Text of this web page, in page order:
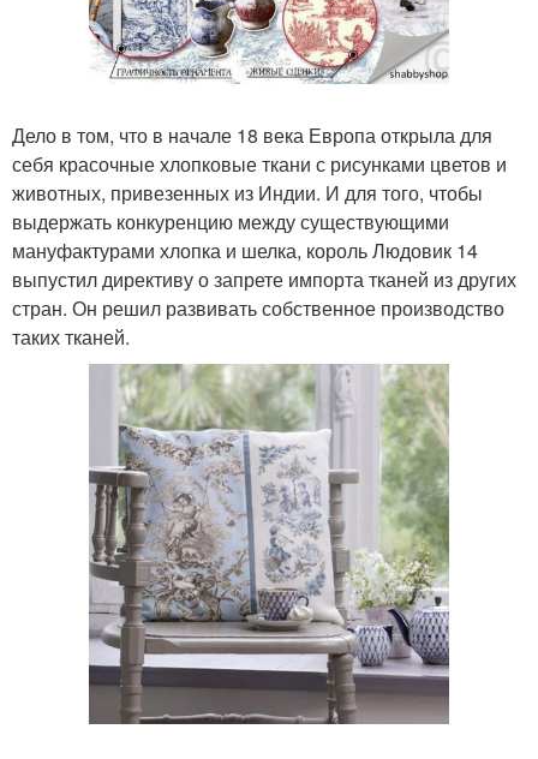
Дело в том, что в начале 18 века Европа открыла для
себя красочные хлопковые ткани с рисунками цветов и
животных, привезенных из Индии. И для того, чтобы
выдержать конкуренцию между существующими
мануфактурами хлопка и шелка, король Людовик 14
выпустил директиву о запрете импорта тканей из других
стран. Он решил развивать собственное производство
таких тканей.